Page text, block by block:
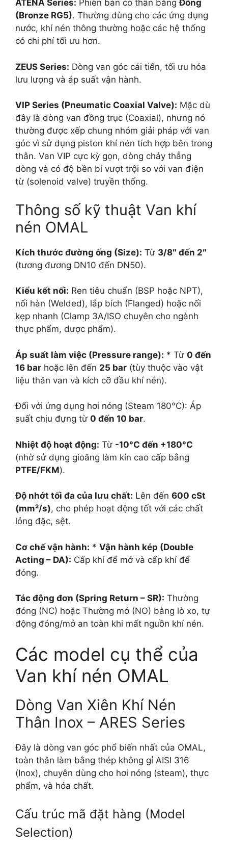
ATENA Series: Phiên bản có thân bằngĐồng
(Bronze RG5). Thường dùng cho các ứng dụng
nước, khí nén thông thường hoặc các hệ thống
có chi phí tối ưu hơn.
ZEUS Series: Dòng van góc cải tiến, tối ưu hóa
lưu lượng và áp suất vận hành.
VIP Series (Pneumatic Coaxial Valve): Mặc dù
đây là dòng van đồng trục (Coaxial), nhưng nó
thường được xếp chung nhóm giải pháp với van
góc vì sử dụng piston khí nén tích hợp bên trong
thân. Van VIP cực kỳ gọn, dòng chảy thẳng
dòng và có độ bền bỉ vượt trội so với van điện
từ (solenoid valve) truyền thống.
Thông số kỹ thuật Van khí
nén OMAL
Kích thước đường ống (Size): Từ 3/8″ đến 2″
(tương đương DN10 đến DN50).
Kiểu kết nối: Ren tiêu chuẩn (BSP hoặc NPT),
nối hàn (Welded), lắp bích (Flanged) hoặc nối
kẹp nhanh (Clamp 3A/ISO chuyên cho ngành
thực phẩm, dược phẩm).
Áp suất làm việc (Pressure range): * Từ 0 đến
16 bar hoặc lên đến 25 bar (tùy thuộc vào vật
liệu thân van và kích cỡ đầu khí nén).
Đối với ứng dụng hơi nóng (Steam 180°C): Áp
suất chịu đựng từ 0 đến 10 bar.
Nhiệt độ hoạt động: Từ -10°C đến +180°C
(nhờ sử dụng gioăng làm kín cao cấp bằng
PTFE/FKM).
Độ nhớt tối đa của lưu chất: Lên đến 600 cSt
(mm²/s), cho phép hoạt động tốt với các chất
lỏng đặc, sệt.
Cơ chế vận hành: * Vận hành kép (Double
Acting – DA): Cấp khí để mở và cấp khí để
đóng.
Tác động đơn (Spring Return – SR): Thường
đóng (NC) hoặc Thường mở (NO) bằng lò xo, tự
động đóng/mở an toàn khi mất nguồn khí nén.
Các model cụ thể của
Van khí nén OMAL
Dòng Van Xiên Khí Nén
Thân Inox – ARES Series
Đây là dòng van góc phổ biến nhất của OMAL,
toàn thân làm bằng thép không gỉ AISI 316
(Inox), chuyên dùng cho hơi nóng (steam), thực
phẩm, và hóa chất.
Cấu trúc mã đặt hàng (Model
Selection)